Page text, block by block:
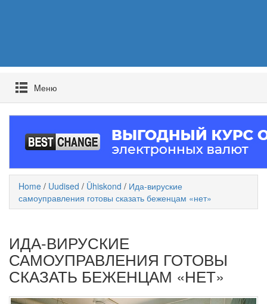
Mеню
Home / Uudised / Ühiskond / Ида-вируские
самоуправления готовы сказать беженцам «нет»
ИДА-ВИРУСКИЕ
САМОУПРАВЛЕНИЯ ГОТОВЫ
СКАЗАТЬ БЕЖЕНЦАМ «НЕТ»